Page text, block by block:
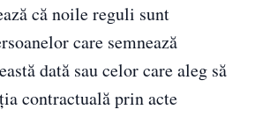
că noile reguli sunt
care semnează
dată sau celor care aleg să
contractuală prin acte